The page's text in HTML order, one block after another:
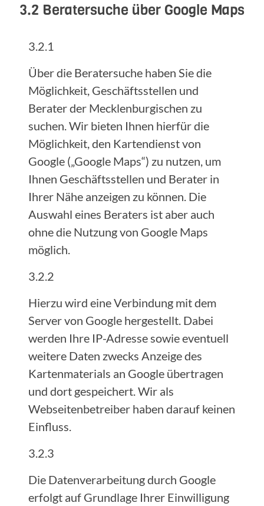
3.2 Beratersuche über Google Maps
3.2.1
Über die Beratersuche haben Sie die
Möglichkeit, Geschäftsstellen und
Berater der Mecklenburgischen zu
suchen. Wir bieten Ihnen hierfür die
Möglichkeit, den Kartendienst von
Google („Google Maps“) zu nutzen, um
Ihnen Geschäftsstellen und Berater in
Ihrer Nähe anzeigen zu können. Die
Auswahl eines Beraters ist aber auch
ohne die Nutzung von Google Maps
möglich.
3.2.2
Hierzu wird eine Verbindung mit dem
Server von Google hergestellt. Dabei
werden Ihre IP-Adresse sowie eventuell
weitere Daten zwecks Anzeige des
Kartenmaterials an Google übertragen
und dort gespeichert. Wir als
Webseitenbetreiber haben darauf keinen
Einfluss.
3.2.3
Die Datenverarbeitung durch Google
erfolgt auf Grundlage Ihrer Einwilligung